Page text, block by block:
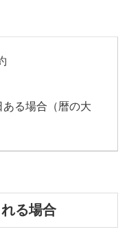
る場合（暦の大
る場合